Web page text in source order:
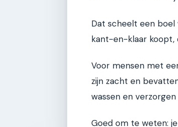
Dat scheelt een boel
kant-en-klaar koopt,
Voor mensen met
zijn zacht en
wassen en
Goed om te weten: